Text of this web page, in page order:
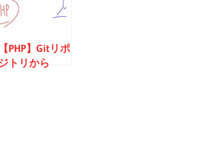
【PHP】Gitリポ
トリから